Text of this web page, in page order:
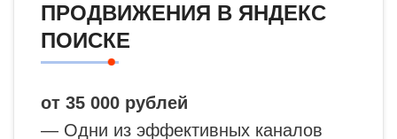
ПРОДВИЖЕНИЯ В ЯНДЕКС
ПОИСКЕ
от 35 000 рублей
— Одни из эффективных каналов